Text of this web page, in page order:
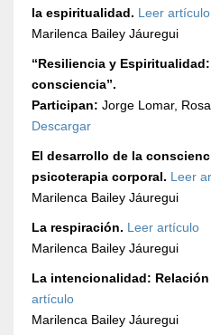
la espiritualidad. Leer artículo
Marilenca Bailey Jáuregui
“Resiliencia y
consciencia”.
Participan: Jorge Lomar,
Descargar
El desarrollo de la
psicoterapia corporal. Leer
Marilenca Bailey Jáuregui
La respiración. Leer artículo
Marilenca Bailey Jáuregui
La intencionalidad:
artículo
Marilenca Bailey Jáuregui